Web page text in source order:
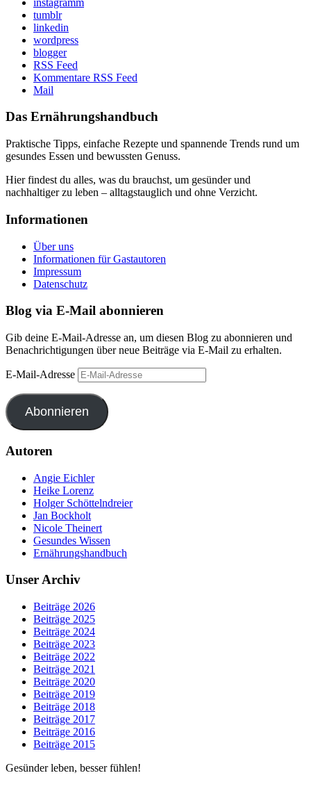
tumblr
linkedin
wordpress
blogger
RSS Feed
Kommentare RSS Feed
Mail
Das Ernährungshandbuch
Praktische Tipps, einfache Rezepte und spannende Trends rund um
gesundes Essen und bewussten Genuss.
Hier findest du alles, was du brauchst, um gesünder und
nachhaltiger zu leben – alltagstauglich und ohne Verzicht.
Informationen
Über uns
Informationen für Gastautoren
Impressum
Datenschutz
Blog via E-Mail abonnieren
Gib deine E-Mail-Adresse an, um diesen Blog zu abonnieren und
Benachrichtigungen über neue Beiträge via E-Mail zu erhalten.
E-Mail-Adresse
Abonnieren
Autoren
Angie Eichler
Heike Lorenz
Holger Schöttelndreier
Jan Bockholt
Nicole Theinert
Gesundes Wissen
Ernährungshandbuch
Unser Archiv
Beiträge 2026
Beiträge 2025
Beiträge 2024
Beiträge 2023
Beiträge 2022
Beiträge 2021
Beiträge 2020
Beiträge 2019
Beiträge 2018
Beiträge 2017
Beiträge 2016
Beiträge 2015
Gesünder leben, besser fühlen!